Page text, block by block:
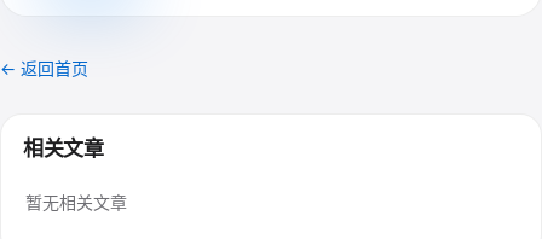
← 返回首页
相关文章
暂无相关文章